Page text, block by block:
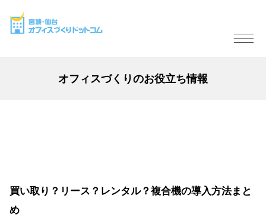
オフィスづくりのお役立ち情報
買い取り？リース？レンタル？複合機の導入方法まと
め